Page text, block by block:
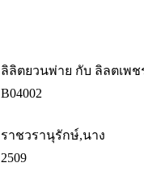
ลิลิตยวนพ่าย กับ ลิลตเพช
B04002
ราชวรานุรักษ์,นาง
2509